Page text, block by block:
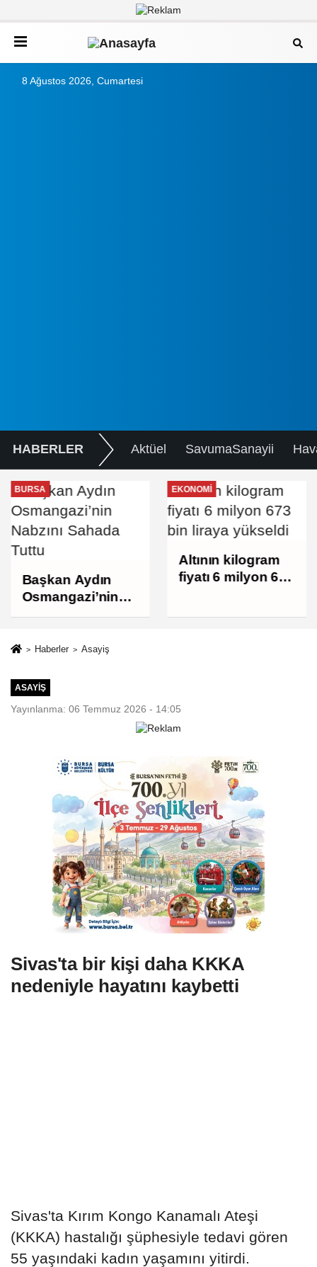
8 Ağustos 2026, Cumartesi
HABERLER Aktüel SavumaSanayii
BURSA
Başkan Aydın
Osmangazi’nin
Nabzını Sahada
EKONOMI
Altının kilogram
fiyatı 6 milyon 673
Haberler Asayiş
ASAYIŞ
Yayınlanma: 06 Temmuz 2026 - 14:05
Sivas'ta bir kişi daha KKKA
nedeniyle hayatını kaybetti
Sivas'ta Kırım Kongo Kanamalı Ateşi
(KKKA) hastalığı şüphesiyle tedavi gören
55 yaşındaki kadın yaşamını yitirdi.